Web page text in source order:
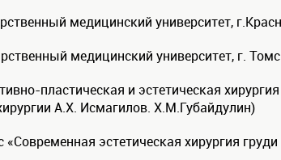
медицинский университет,
медицинский университет, г.
пластическая и эстетическая
А.Х. Исмагилов. Х.М.Губайдулин)
эстетическая хирургия